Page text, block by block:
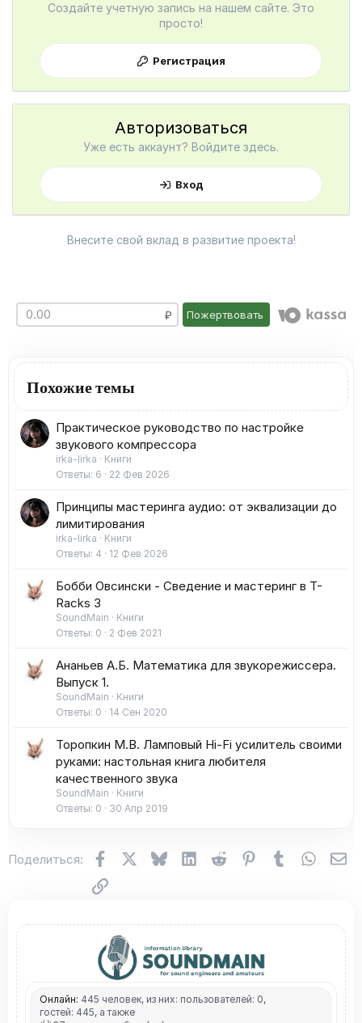
Создайте учетную запись на нашем сайте. Это
просто!
Регистрация
Авторизоваться
Уже есть аккаунт? Войдите здесь.
Вход
Внесите свой вклад в развитие проекта!
Пожертвовать
Похожие темы
Практическое руководство по настройке
звукового компрессора
irka-lirka
Книги
Ответы 6 22 Фев 2026
Принципы мастеринга аудио: от эквализации до
лимитирования
irka-lirka
Книги
Ответы 4 12 Фев 2026
Бобби Овсински - Сведение и мастеринг в T-
Racks 3
SoundMain
Книги
Ответы 0 2 Фев 2021
Ананьев А.Б. Математика для звукорежиссера.
Выпуск 1.
SoundMain
Книги
Ответы 0 14 Сен 2020
Торопкин М.В. Ламповый Hi-Fi усилитель своими
руками: настольная книга любителя
качественного звука
SoundMain
Книги
Ответы 0 30 Апр 2019
Поделиться: FacebookX (Twitter)
BlueskyLinkedInReddit Pinterest
Tumblr
Ссылка
Онлайн: 445 человек, из них: пользователей: 0,
гостей: 445, а также